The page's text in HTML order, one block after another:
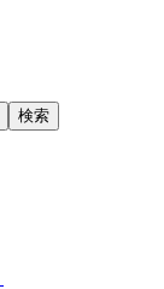
検索